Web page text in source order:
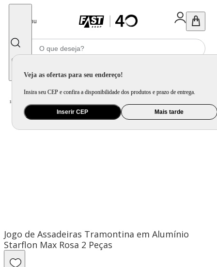
Menu
Veja as ofertas para seu endereço!
Insira seu CEP e confira a disponibilidade dos produtos e prazo de entrega.
Inserir CEP Mais tarde
Home
Jogo de Assadeiras Tramontina em Alumínio
Starflon Max Rosa 2 Peças